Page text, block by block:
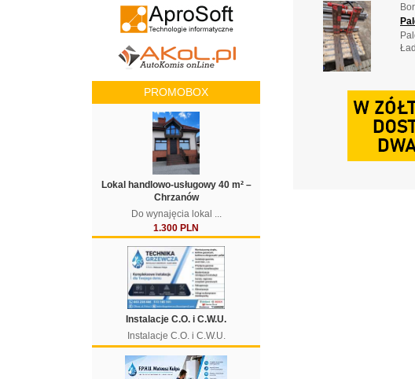
PROMOBOX
Lokal handlowo-usługowy 40 m² –
Chrzanów
Do wynajęcia lokal ...
1.300 PLN
Instalacje C.O. i C.W.U.
Instalacje C.O. i C.W.U.